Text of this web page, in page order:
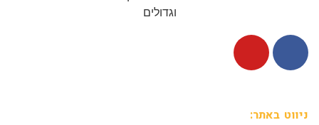
ניווט באתר: